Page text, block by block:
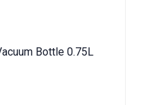
Bottle 0.75L